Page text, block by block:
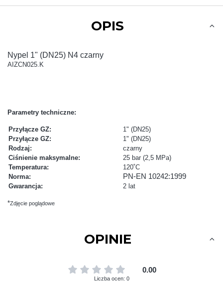
OPIS
Nypel 1" (DN25) N4 czarny
AIZCN025.K
Parametry techniczne:
Przyłącze GZ:
1" (DN25)
Przyłącze GZ:
1" (DN25)
Rodzaj:
czarny
Ciśnienie maksymalne:
25 bar (2,5 MPa)
Temperatura:
120˚C
Norma:
PN-EN 10242:1999
Gwarancja: 2 lat
*Zdjęcie poglądowe
OPINIE
0.00
Liczba ocen: 0